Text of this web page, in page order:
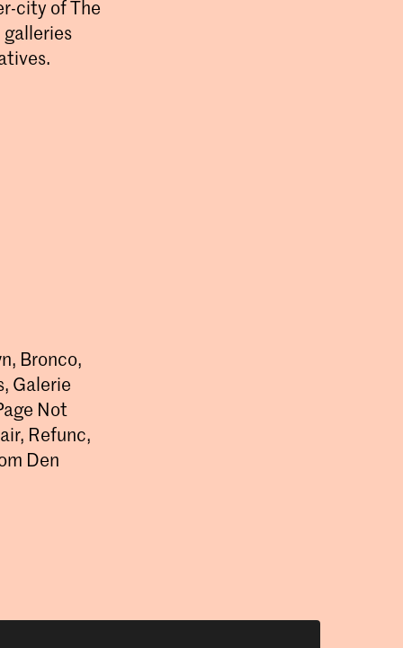
city of The
Bronco,
Galerie
Not
Refunc,
Den